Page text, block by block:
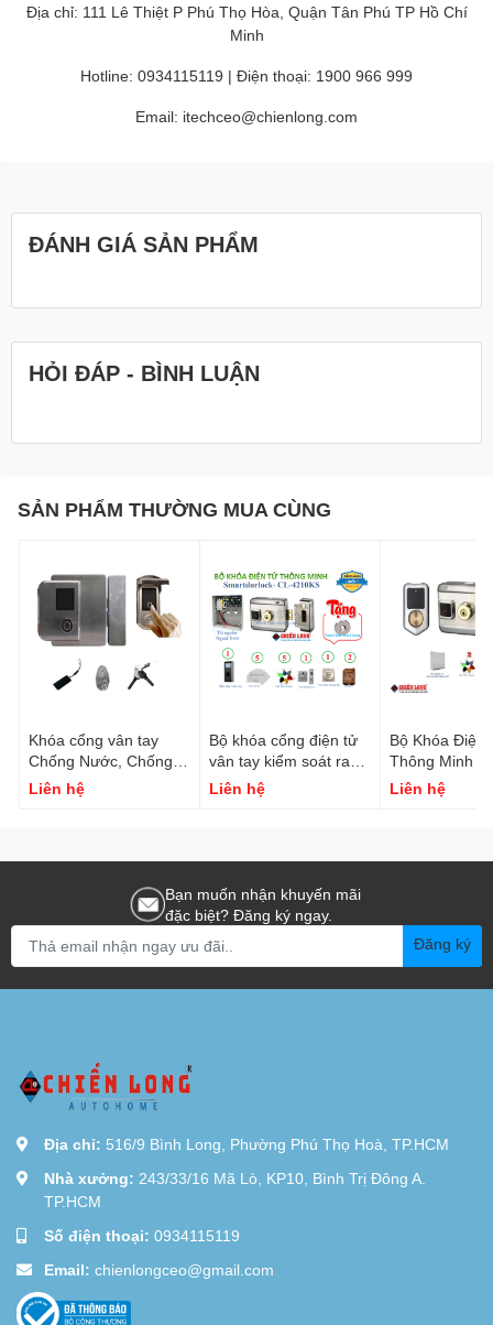
Địa chỉ: 111 Lê Thiệt P Phú Thọ Hòa, Quận Tân Phú TP Hồ Chí
Minh
Hotline: 0934115119 | Điện thoại: 1900 966 999
Email: itechceo@chienlong.com
ĐÁNH GIÁ SẢN PHẨM
HỎI ĐÁP - BÌNH LUẬN
SẢN PHẨM THƯỜNG MUA CÙNG
Khóa cổng vân tay
Chống Nước, Chống
trộm chất liệu Bằng
INOX 304
Liên hệ
Bộ khóa cổng điện tử
vân tay kiểm soát ra
vào- Smartdorlock CL-
4210KS
Liên hệ
Bộ Khóa Điện
Thông Minh
Cổng
CL-5001
Liên hệ
Bạn muốn nhận khuyến mãi
đặc biệt? Đăng ký ngay.
Đăng ký
Địa chỉ: 516/9 Bình Long, Phường Phú Thọ Hoà, TP.HCM
Nhà xưởng: 243/33/16 Mã Lò, KP10, Bình Trị Đông A.
TP.HCM
Số điện thoại: 0934115119
Email: chienlongceo@gmail.com